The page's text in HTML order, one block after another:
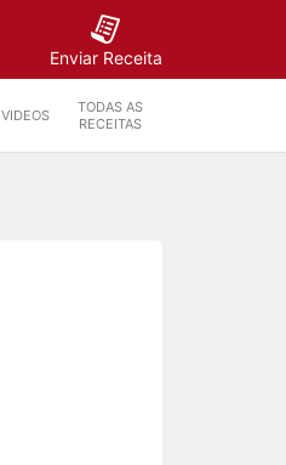
Enviar Receita
VIDEOS
TODAS AS
RECEITAS